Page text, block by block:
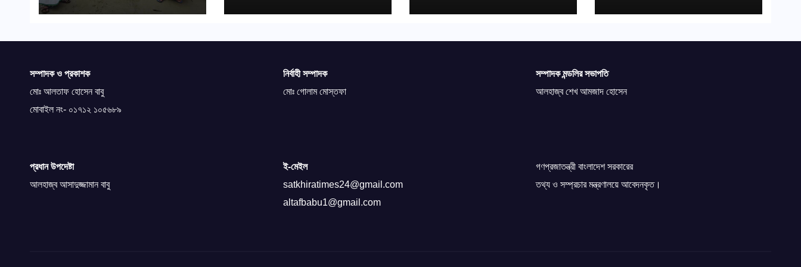
সম্পাদক ও প্রকাশক
মোঃ আলতাফ হোসেন বাবু
মোবাইল নং- ০১৭১২ ১০৫৬৮৯
নির্বাহী সম্পাদক
মোঃ গোলাম মোস্তফা
সম্পাদক মন্ডলির সভাপতি
আলহাজ্ব শেখ আমজাদ হোসেন
প্রধান উপদেষ্টা
আলহাজ্ব আসাদুজ্জামান বাবু
ই-মেইল
satkhiratimes24@gmail.com
altafbabu1@gmail.com
গণপ্রজাতন্ত্রী বাংলাদেশ সরকারের
তথ্য ও সম্প্রচার মন্ত্রণালয়ে আবেদনকৃত।